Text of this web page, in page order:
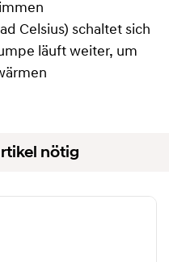
Celsius) schaltet sich
läuft weiter, um
nötig